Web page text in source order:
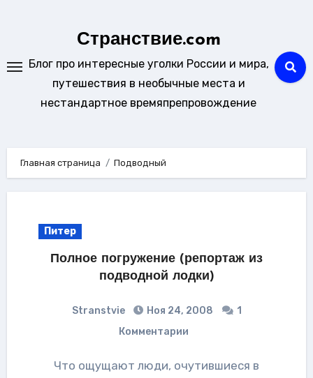
Странствие.com
Блог про интересные уголки России и мира,
путешествия в необычные места и
нестандартное времяпрепровождение
Главная страница Подводный
Питер
Полное погружение (репортаж из
подводной лодки)
Stranstvie Ноя 24, 2008
1
Комментарии
Что ощущают люди, очутившиеся в